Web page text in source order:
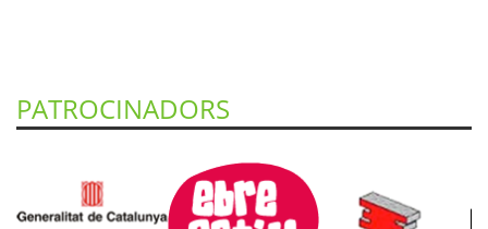
PATROCINADORS